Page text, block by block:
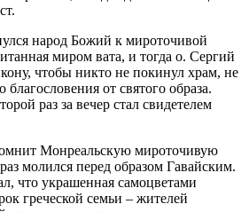
народ Божий к мироточивой
миром вата, и тогда о. Сергий
чтобы никто не покинул храм, не
от святого образа.
раз за вечер стал свидетелем
Монреальскую мироточивую
молился перед образом Гавайским.
что украшенная самоцветами
греческой семьи – жителей